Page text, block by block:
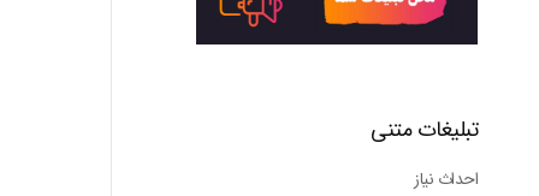
تبلیغات متنی
احداث نیاز